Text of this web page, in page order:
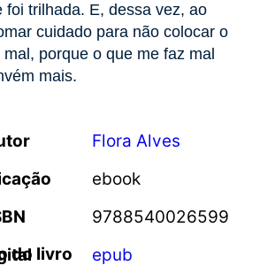
foi trilhada. E, dessa vez, ao
cuidado para não colocar o
porque o que me faz mal
mais.
Flora Alves
ebook
9788540026599
livro digital
epub